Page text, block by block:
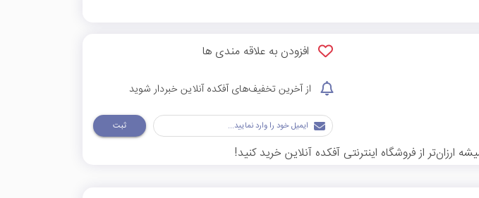
افزودن به علاقه مندی ها
از آخرین تخفیف‌های آفکده آنلاین خبردار شوید
ثبت
از فروشگاه اینترنتی آفکده آنلاین خرید کنید!